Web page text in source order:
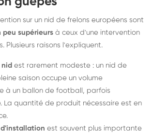
sur un nid de frelons européens sont
peu supérieurs à ceux d'une intervention
Plusieurs raisons l'expliquent.
nid est rarement modeste : un nid de
saison occupe un volume
à un ballon de football, parfois
La quantité de produit nécessaire est en
d'installation est souvent plus importante